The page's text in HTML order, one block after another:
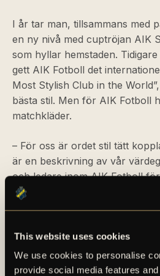
This website uses cookies
We use cookies to personalise
provide social media features
I år tar man, tillsammans med
en ny nivå med cuptröjan AIK
som hyllar hemstaden.
gett AIK Fotboll det
Most Stylish Club in the
bästa stil. Men för AIK Fotboll
matchkläder.
– För oss är ordet stil tätt
är en beskrivning av vår
och ledare inom AIK Fotboll
har hand om oerhört många
vår verksamhet, och det är
bra människor. AIK-stilen
mot alla, bete sig schysst och
sitt bästa både på och utanför